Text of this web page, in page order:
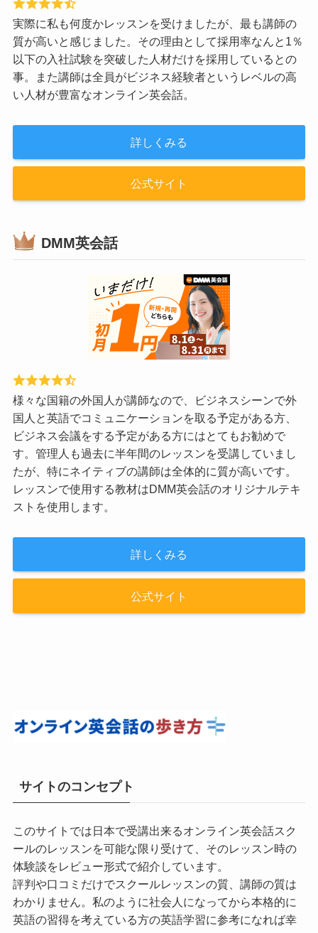
実際に私も何度かレッスンを受けましたが、最も講師の
質が高いと感じました。その理由として採用率なんと1％
以下の入社試験を突破した人材だけを採用しているとの
事。また講師は全員がビジネス経験者というレベルの高
い人材が豊富なオンライン英会話。
詳しくみる
公式サイト
DMM英会話
様々な国籍の外国人が講師なので、ビジネスシーンで外
国人と英語でコミュニケーションを取る予定がある方、
ビジネス会議をする予定がある方にはとてもお勧めで
す。管理人も過去に半年間のレッスンを受講していまし
たが、特にネイティブの講師は全体的に質が高いです。
レッスンで使用する教材はDMM英会話のオリジナルテキ
ストを使用します。
詳しくみる
公式サイト
サイトのコンセプト
このサイトでは日本で受講出来るオンライン英会話スク
ールのレッスンを可能な限り受けて、そのレッスン時の
体験談をレビュー形式で紹介しています。
評判や口コミだけでスクールレッスンの質、講師の質は
わかりません。私のように社会人になってから本格的に
英語の習得を考えている方の英語学習に参考になれば幸